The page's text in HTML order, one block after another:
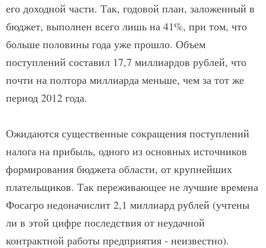
его доходной части. Так, годовой план, заложенный в
бюджет, выполнен всего лишь на 41%, при том, что
больше половины года уже прошло. Объем
поступлений составил 17,7 миллиардов рублей, что
почти на полтора миллиарда меньше, чем за тот же
период 2012 года.
Ожидаются существенные сокращения поступлений
налога на прибыль, одного из основных источников
формирования бюджета области, от крупнейших
плательщиков. Так переживающее не лучшие времена
Фосагро недоначислит 2,1 миллиард рублей (учтены
ли в этой цифре последствия от неудачной
контрактной работы предприятия - неизвестно).